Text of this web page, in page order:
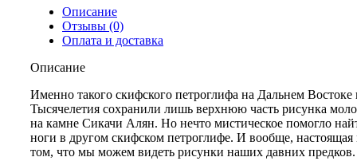
Описание
Отзывы (0)
Оплата и доставка
Описание
Именно такого скифского петроглифа на Дальнем Востоке
Тысячелетия сохранили лишь верхнюю часть рисунка
на камне Сикачи Алян. Но нечто мистическое помогло
ноги в другом скифском петроглифе. И вообще, настоящая
том, что мы можем видеть рисунки наших давних предков.